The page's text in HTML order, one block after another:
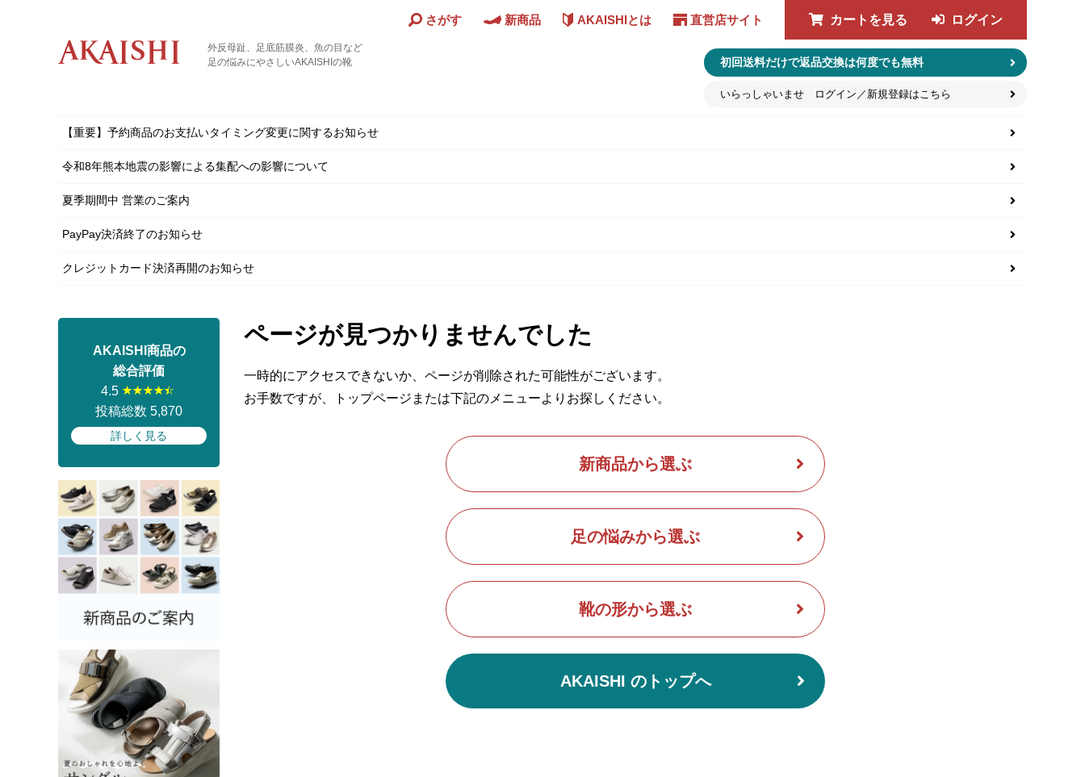
外反母趾、足底筋膜炎、魚の目など
足の悩みにやさしいAKAISHIの靴
さがす 新商品 AKAISHIとは 直営店サイト カートを見る ログイン
初回送料だけで返品交換は何度でも無料
いらっしゃいませ ログイン／新規登録はこちら
【重要】予約商品のお支払いタイミング変更に関するお知らせ
令和8年熊本地震の影響による集配への影響について
夏季期間中 営業のご案内
PayPay決済終了のお知らせ
クレジットカード決済再開のお知らせ
AKAISHI商品の
総合評価
4.5
投稿総数 5,870
詳しく見る
ページが見つかりませんでした
一時的にアクセスできないか、ページが削除された可能性がございます。
お手数ですが、トップページまたは下記のメニューよりお探しください。
新商品から選ぶ
足の悩みから選ぶ
靴の形から選ぶ
AKAISHI のトップへ